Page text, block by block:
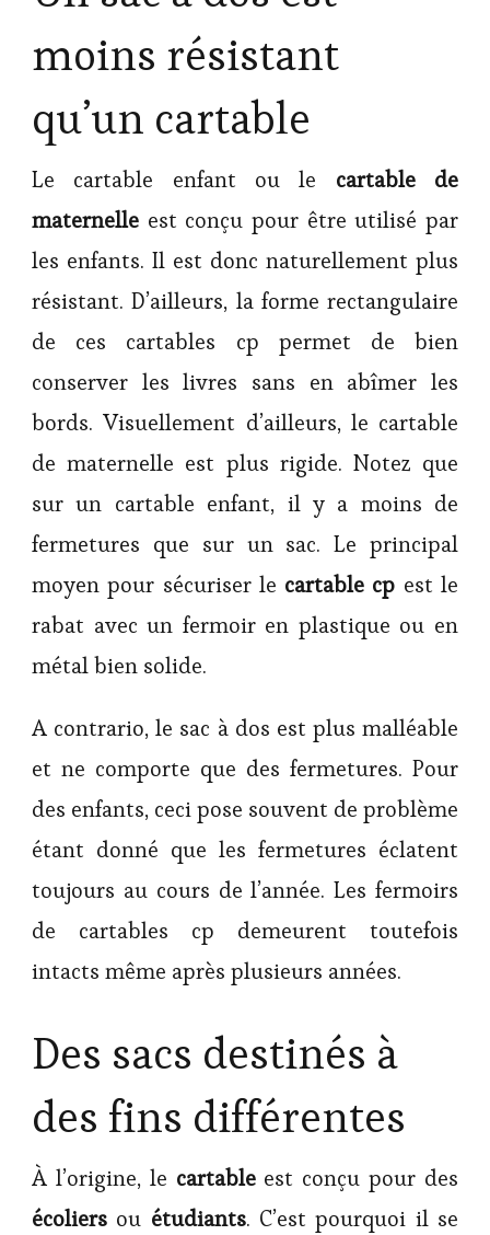
moins résistant
qu’un cartable
Le cartable enfant ou le cartable de
maternelle est conçu pour être utilisé par
les enfants. Il est donc naturellement plus
résistant. D’ailleurs, la forme rectangulaire
de ces cartables cp permet de bien
conserver les livres sans en abîmer les
bords. Visuellement d’ailleurs, le cartable
de maternelle est plus rigide. Notez que
sur un cartable enfant, il y a moins de
fermetures que sur un sac. Le principal
moyen pour sécuriser le cartable cp est le
rabat avec un fermoir en plastique ou en
métal bien solide.
A contrario, le sac à dos est plus malléable
et ne comporte que des fermetures. Pour
des enfants, ceci pose souvent de problème
étant donné que les fermetures éclatent
toujours au cours de l’année. Les fermoirs
de cartables cp demeurent toutefois
intacts même après plusieurs années.
Des sacs destinés à
des fins différentes
À l’origine, le cartableest conçu pour des
écoliers ou étudiants. C’est pourquoi il se